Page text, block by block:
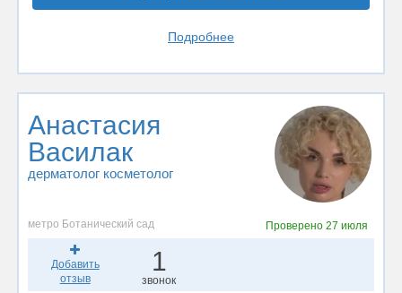
Подробнее
Анастасия
Василак
дерматолог косметолог
метро Ботанический сад Проверено 27 июля
Добавить
отзыв
1
звонок